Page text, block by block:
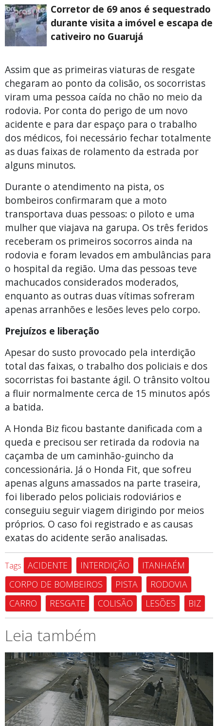
Corretor de 69 anos é sequestrado
durante visita a imóvel e escapa de
cativeiro no Guarujá
Assim que as primeiras viaturas de resgate
chegaram ao ponto da colisão, os socorristas
viram uma pessoa caída no chão no meio da
rodovia. Por conta do perigo de um novo
acidente e para dar espaço para o trabalho
dos médicos, foi necessário fechar totalmente
as duas faixas de rolamento da estrada por
alguns minutos.
Durante o atendimento na pista, os
bombeiros confirmaram que a moto
transportava duas pessoas: o piloto e uma
mulher que viajava na garupa. Os três feridos
receberam os primeiros socorros ainda na
rodovia e foram levados em ambulâncias para
o hospital da região. Uma das pessoas teve
machucados considerados moderados,
enquanto as outras duas vítimas sofreram
apenas arranhões e lesões leves pelo corpo.
Prejuízos e liberação
Apesar do susto provocado pela interdição
total das faixas, o trabalho dos policiais e dos
socorristas foi bastante ágil. O trânsito voltou
a fluir normalmente cerca de 15 minutos após
a batida.
A Honda Biz ficou bastante danificada com a
queda e precisou ser retirada da rodovia na
caçamba de um caminhão-guincho da
concessionária. Já o Honda Fit, que sofreu
apenas alguns amassados na parte traseira,
foi liberado pelos policiais rodoviários e
conseguiu seguir viagem dirigindo por meios
próprios. O caso foi registrado e as causas
exatas do acidente serão analisadas.
Tags ACIDENTE INTERDIÇÃO
ITANHAÉM
CORPO DE BOMBEIROS
PISTA
RODOVIA
CARRO
RESGATE COLISÃO LESÕES BIZ
Leia também